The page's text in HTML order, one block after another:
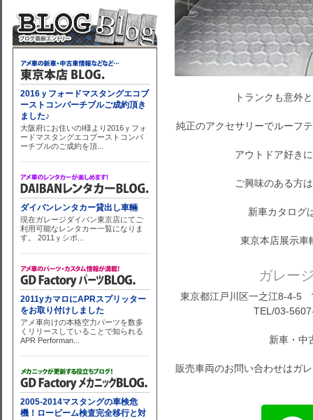
トランクも意外
純正のアクセサリーでルーフ
アウトドア好き
ご興味のある方
新車カタログ
東京本店展示
ガレー
東京都江戸川区一之江8-4-5
TEL/03-
新車・中
販売車両のお問い合わせはガ